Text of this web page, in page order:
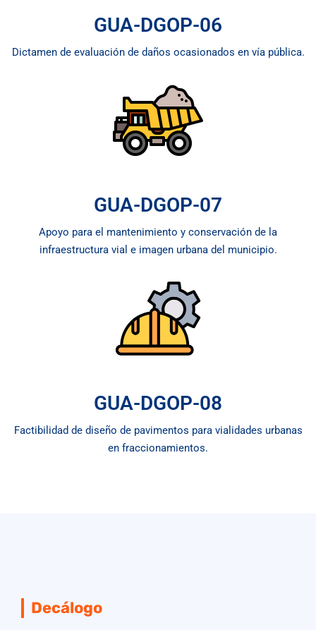
GUA-DGOP-06
Dictamen de evaluación de daños ocasionados en vía pública.
GUA-DGOP-07
Apoyo para el mantenimiento y conservación de la
infraestructura vial e imagen urbana del municipio.
GUA-DGOP-08
Factibilidad de diseño de pavimentos para vialidades urbanas
en fraccionamientos.
Decálogo